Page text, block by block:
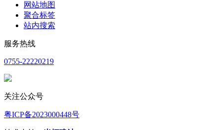
网站地图
聚合标签
站内搜索
服务热线
0755-22220219
关注公众号
粤ICP备2023000448号